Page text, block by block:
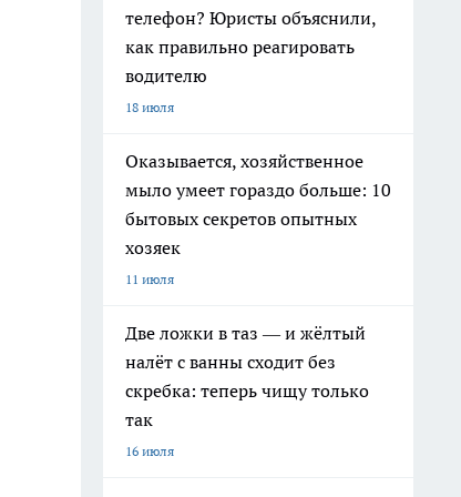
телефон? Юристы объяснили,
как правильно реагировать
водителю
18 июля
Оказывается, хозяйственное
мыло умеет гораздо больше: 10
бытовых секретов опытных
хозяек
11 июля
Две ложки в таз — и жёлтый
налёт с ванны сходит без
скребка: теперь чищу только
так
16 июля